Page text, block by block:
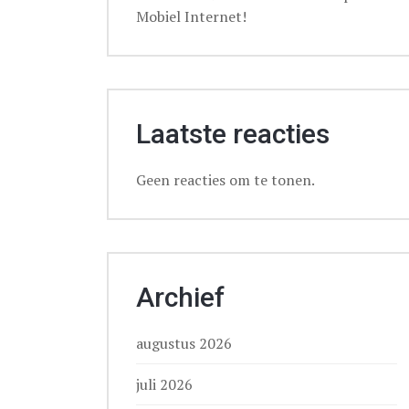
Mobiel Internet!
Laatste reacties
Geen reacties om te tonen.
Archief
augustus 2026
juli 2026